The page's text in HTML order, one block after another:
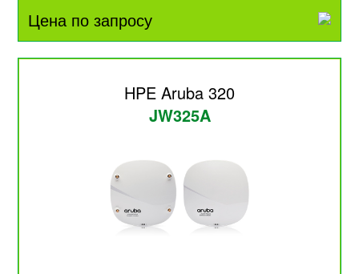
Цена по запросу
HPE Aruba 320
JW325A